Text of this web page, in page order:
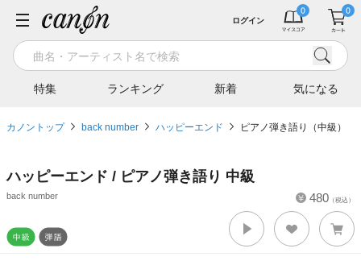
特集 ランキング 新着 気になる
ログイン
カノントップ back number ハッピーエンド ピアノ弾き語り（中級）
ハッピーエンド / ピアノ弾き語り 中級
back number 480 （税込）